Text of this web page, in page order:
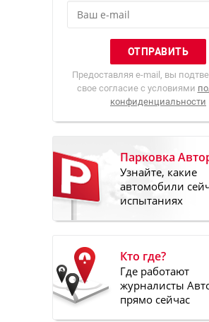
Предоставляя e-mail, вы
свое согласие с условиями
конфиденциальности
Парковка
Узнайте, какие
автомобили
испытаниях
Кто где?
Где работают
журналисты
прямо сейчас